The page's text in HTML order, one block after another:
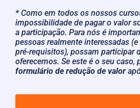
* Como em todos os nossos
impossibilidade de pagar o valor
a participação. Para nós é
pessoas realmente interessadas
pré-requisitos), possam participar
oferecemos. Se este é o seu caso,
formulário de redução de valor